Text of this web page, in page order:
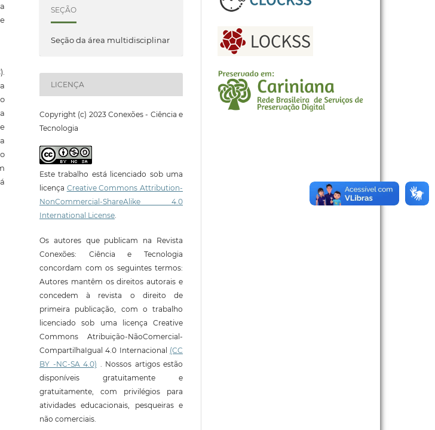
SEÇÃO
Seção da área multidisciplinar
LICENÇA
Copyright (c) 2023 Conexões - Ciência e
Tecnologia
Este trabalho está licenciado sob uma
licença Creative Commons Attribution-
NonCommercial-ShareAlike 4.0
International License.
Os autores que publicam na Revista
Conexões: Ciência e Tecnologia
concordam com os seguintes termos:
Autores mantêm os direitos autorais e
concedem à revista o direito de
primeira publicação, com o trabalho
licenciado sob uma licença Creative
Commons Atribuição-NãoComercial-
CompartilhaIgual 4.0 Internacional (CC
BY -NC-SA 4.0) . Nossos artigos estão
disponíveis gratuitamente e
gratuitamente, com privilégios para
atividades educacionais, pesqueiras e
não comerciais.